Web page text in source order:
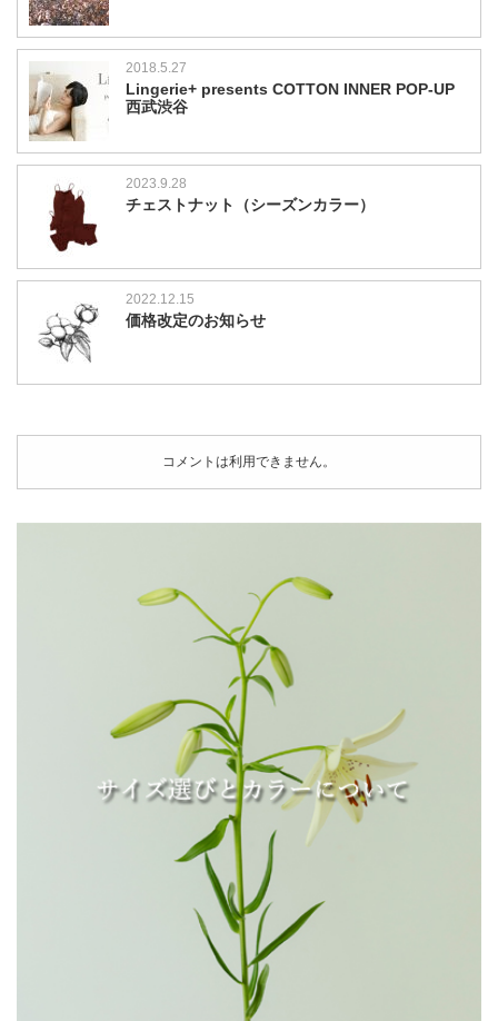
2018.5.27
Lingerie+ presents COTTON INNER POP-UP
西武渋谷
2023.9.28
チェストナット（シーズンカラー）
2022.12.15
価格改定のお知らせ
コメントは利用できません。